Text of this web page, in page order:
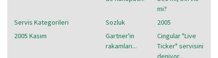
mi?
Servis Kategorileri
Sozluk
2005
2005 Kasım
Gartner'in
rakamları...
Cingular "Live
Ticker" servisini
deniyor...